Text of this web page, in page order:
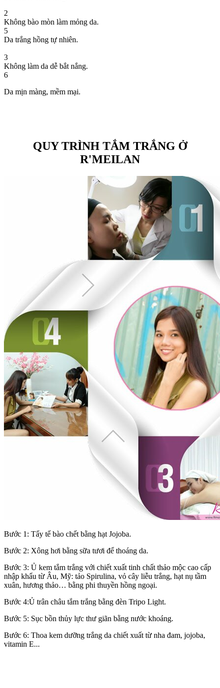
2
Không bào mòn làm mỏng da.
5
Da trắng hồng tự nhiên.
3
Không làm da dễ bắt nắng.
6
Da mịn màng, mềm mại.
QUY TRÌNH TẮM TRẮNG Ở
R'MEILAN
Bước 1: Tẩy tế bào chết bằng hạt Jojoba.
Bước 2: Xông hơi bằng sữa tươi để thoáng da.
Bước 3: Ủ kem tắm trắng với chiết xuất tinh chất thảo mộc cao cấp
nhập khẩu từ Âu, Mỹ: tảo Spirulina, vỏ cây liễu trắng, hạt nụ tầm
xuân, hương thảo… bằng phi thuyền hồng ngoại.
Bước 4:Ủ trân châu tắm trắng bằng đèn Tripo Light.
Bước 5: Sục bồn thủy lực thư giãn bằng nước khoáng.
Bước 6: Thoa kem dưỡng trắng da chiết xuất từ nha đam, jojoba,
vitamin E...